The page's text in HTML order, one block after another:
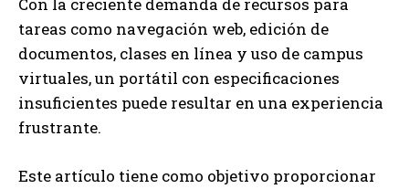
Con la creciente demanda de recursos para
tareas como navegación web, edición de
documentos, clases en línea y uso de campus
virtuales, un portátil con especificaciones
insuficientes puede resultar en una experiencia
frustrante.
Este artículo tiene como objetivo proporcionar